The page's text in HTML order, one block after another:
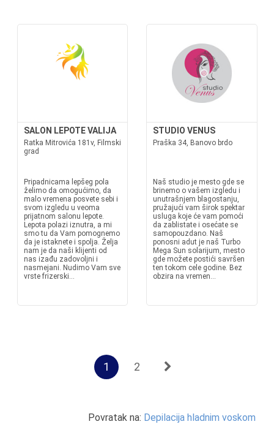
SALON LEPOTE VALIJA
Ratka Mitrovića 181v, Filmski
grad
Pripadnicama lepšeg pola
želimo da omogućimo, da
malo vremena posvete sebi i
svom izgledu u veoma
prijatnom salonu lepote.
Lepota polazi iznutra, a mi
smo tu da Vam pomognemo
da je istaknete i spolja. Želja
nam je da naši klijenti od
nas izađu zadovoljni i
nasmejani. Nudimo Vam sve
vrste frizerski...
STUDIO VENUS
Praška 34, Banovo brdo
Naš studio je mesto gde se
brinemo o vašem izgledu i
unutrašnjem blagostanju,
pružajući vam širok spektar
usluga koje će vam pomoći
da zablistate i osećate se
samopouzdano. Naš
ponosni adut je naš Turbo
Mega Sun solarijum, mesto
gde možete postići savršen
ten tokom cele godine. Bez
obzira na vremen...
1 2
Povratak na: Depilacija hladnim voskom